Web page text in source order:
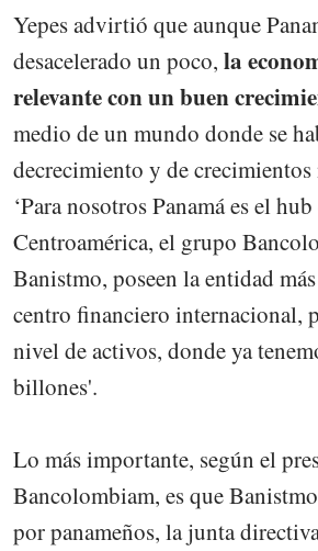
Yepes advirtió que aunque
desacelerado un poco, la
relevante con un buen
medio de un mundo donde se
decrecimiento y de
‘Para nosotros Panamá es el
Centroamérica, el grupo
Banistmo, poseen la entidad
centro financiero internacional,
nivel de activos, donde ya
billones'.
Lo más importante, según el
Bancolombiam, es que
por panameños, la junta